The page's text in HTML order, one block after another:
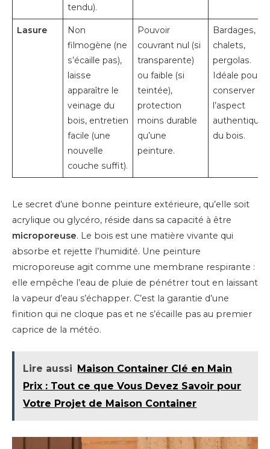
tendu).
Lasure
Non
filmogène (ne
s’écaille pas),
laisse
apparaître le
veinage du
bois, entretien
facile (une
nouvelle
couche suffit).
Pouvoir
couvrant nul (si
transparente)
ou faible (si
teintée),
protection
moins durable
qu’une
peinture.
Bardages,
chalets,
pergolas.
Idéale pour
conserver
l’aspect
authentique
du bois.
Le secret d’une bonne peinture extérieure, qu’elle soit
acrylique ou glycéro, réside dans sa capacité à être
microporeuse. Le bois est une matière vivante qui
absorbe et rejette l’humidité. Une peinture
microporeuse agit comme une membrane respirante :
elle empêche l’eau de pluie de pénétrer tout en laissant
la vapeur d’eau s’échapper. C’est la garantie d’une
finition qui ne cloque pas et ne s’écaille pas au premier
caprice de la météo.
Lire aussi Maison Container Clé en Main
Prix : Tout ce que Vous Devez Savoir pour
Votre Projet de Maison Container